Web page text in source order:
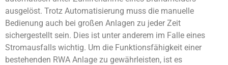
ausgelöst. Trotz Automatisierung muss die manuelle
Bedienung auch bei großen Anlagen zu jeder Zeit
sichergestellt sein. Dies ist unter anderem im Falle eines
Stromausfalls wichtig. Um die Funktionsfähigkeit einer
bestehenden RWA Anlage zu gewährleisten, ist es